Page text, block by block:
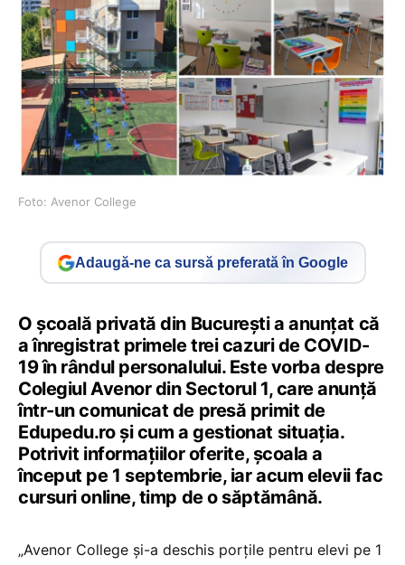
Foto: Avenor College
Adaugă-ne ca sursă preferată în Google
O școală privată din București a anunțat că
a înregistrat primele trei cazuri de COVID-
19 în rândul personalului. Este vorba despre
Colegiul Avenor din Sectorul 1, care anunță
într-un comunicat de presă primit de
Edupedu.ro și cum a gestionat situația.
Potrivit informațiilor oferite, școala a
început pe 1 septembrie, iar acum elevii fac
cursuri online, timp de o săptămână.
„Avenor College și-a deschis porțile pentru elevi pe 1